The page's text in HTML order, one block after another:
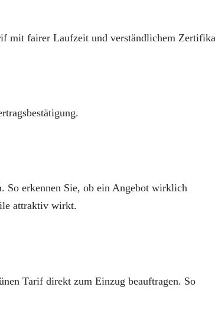
mit fairer Laufzeit und verständlichem
So erkennen Sie, ob ein Angebot wirklich
attraktiv wirkt.
Tarif direkt zum Einzug beauftragen. So